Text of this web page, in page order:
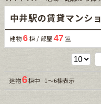
中井駅の賃貸マンシ
建物6棟 / 部屋 47室
建物6棟中 1～6棟表示